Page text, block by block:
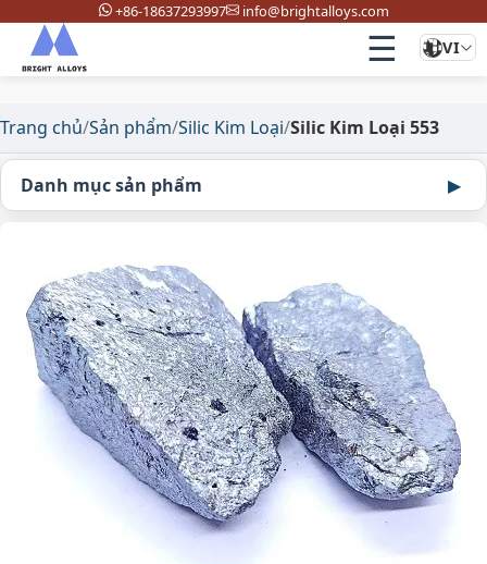
+86-18637293997 info@brightalloys.com
☰ VI
Trang chủ/Sản phẩm/Silic Kim Loại/Silic Kim Loại 553
Danh mục sản phẩm